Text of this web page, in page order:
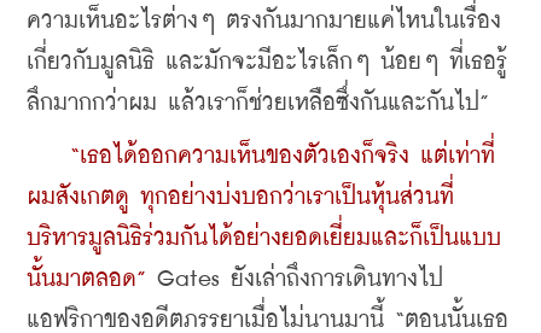
ความเห็นอะไรต่างๆ ตรงกันมากมายแค่ไหนในเรื่อง
เกี่ยวกับมูลนิธิ และมักจะมีอะไรเล็กๆ น้อยๆ ที่เธอรู้
ลึกมากกว่าผม แล้วเราก็ช่วยเหลือซึ่งกันและกันไป”
“เธอได้ออกความเห็นของตัวเองก็จริง แต่เท่าที่
ผมสังเกตดู ทุกอย่างบ่งบอกว่าเราเป็นหุ้นส่วนที่
บริหารมูลนิธิร่วมกันได้อย่างยอดเยี่ยมและก็เป็นแบบ
นั้นมาตลอด” Gates ยังเล่าถึงการเดินทางไป
แอฟริกาของอดีตภรรยาเมื่อไม่นานมานี้ “ตอนนั้นเธอ